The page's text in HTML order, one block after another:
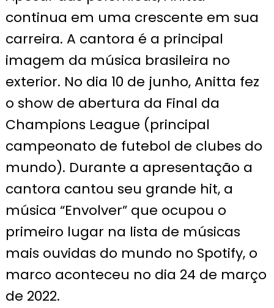
continua em uma crescente em sua
carreira. A cantora é a principal
imagem da música brasileira no
exterior. No dia 10 de junho, Anitta fez
o show de abertura da Final da
Champions League (principal
campeonato de futebol de clubes do
mundo). Durante a apresentação a
cantora cantou seu grande hit, a
música “Envolver” que ocupou o
primeiro lugar na lista de músicas
mais ouvidas do mundo no Spotify, o
marco aconteceu no dia 24 de março
de 2022.